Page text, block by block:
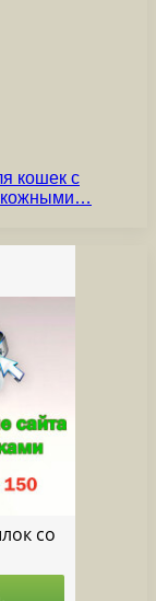
кошек с
кожными…